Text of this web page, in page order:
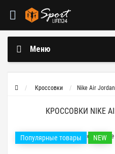
Меню
Кроссовки Nike Air
КРОССОВКИ NIKE
Популярные товары NEW